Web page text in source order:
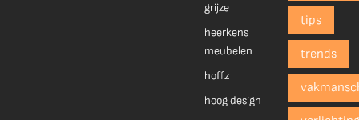
grijze
heerkens
meubelen
hoffz
hoog design
tips
trends